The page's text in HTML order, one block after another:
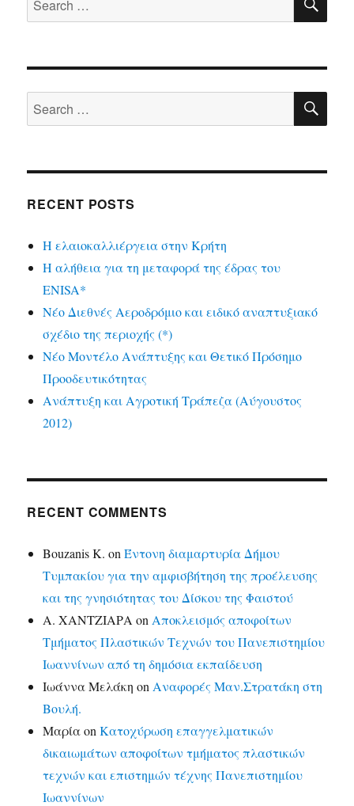
for:
Search
for:
RECENT POSTS
Η ελαιοκαλλιέργεια στην Κρήτη
Η αλήθεια για τη μεταφορά της έδρας του
ENISA*
Νέο Διεθνές Αεροδρόμιο και ειδικό αναπτυξιακό
σχέδιο της περιοχής (*)
Νέο Μοντέλο Ανάπτυξης και Θετικό Πρόσημο
Προοδευτικότητας
Ανάπτυξη και Αγροτική Τράπεζα (Αύγουστος
2012)
RECENT COMMENTS
Bouzanis K. onΈντονη διαμαρτυρία Δήμου
Τυμπακίου για την αμφισβήτηση της προέλευσης
και της γνησιότητας του Δίσκου της Φαιστού
Α. ΧΑΝΤΖΙΑΡΑ on Αποκλεισμός αποφοίτων
Τμήματος Πλαστικών Τεχνών του Πανεπιστημίου
Ιωαννίνων από τη δημόσια εκπαίδευση
Ιωάννα Μελάκη on Αναφορές Μαν.Στρατάκη στη
Βουλή.
ΜαρίαonΚατοχύρωση επαγγελματικών
δικαιωμάτων αποφοίτων τμήματος πλαστικών
τεχνών και επιστημών τέχνης Πανεπιστημίου
Ιωαννίνων